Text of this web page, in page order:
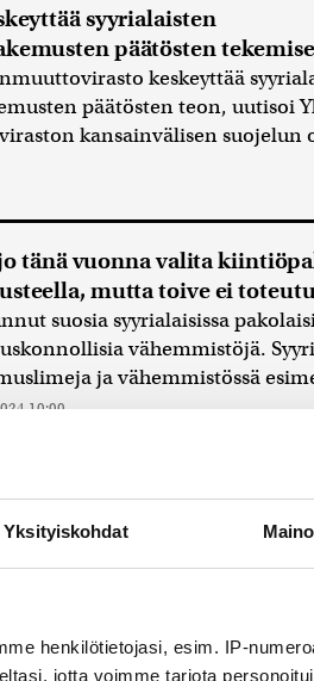
Yksityiskohdat
henkilötietojasi, esim. IP-
jotta voimme tarjota
syyrialaisten
päätösten
keskeyttää
päätösten teon, uutisoi
kansainvälisen suojelun
tänä vuonna valita
mutta toive ei
suosia syyrialaisissa
vähemmistöjä.
ja vähemmistössä
10:00
Italian hakemaan
takaisin
lähettää aiemmin tällä